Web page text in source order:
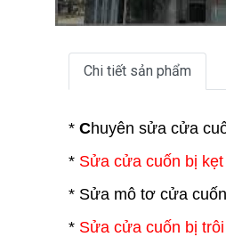
Chi tiết sản phẩm
* Chuyên sửa cửa
* Sửa cửa cuốn bị kẹt
* Sửa mô tơ cửa
* Sửa cửa cuốn bị